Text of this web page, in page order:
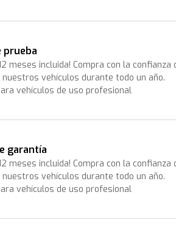
prueba
meses incluida! Compra con la confianza
vehículos durante todo un año.
vehículos de uso profesional
garantía
meses incluida! Compra con la confianza
vehículos durante todo un año.
vehículos de uso profesional